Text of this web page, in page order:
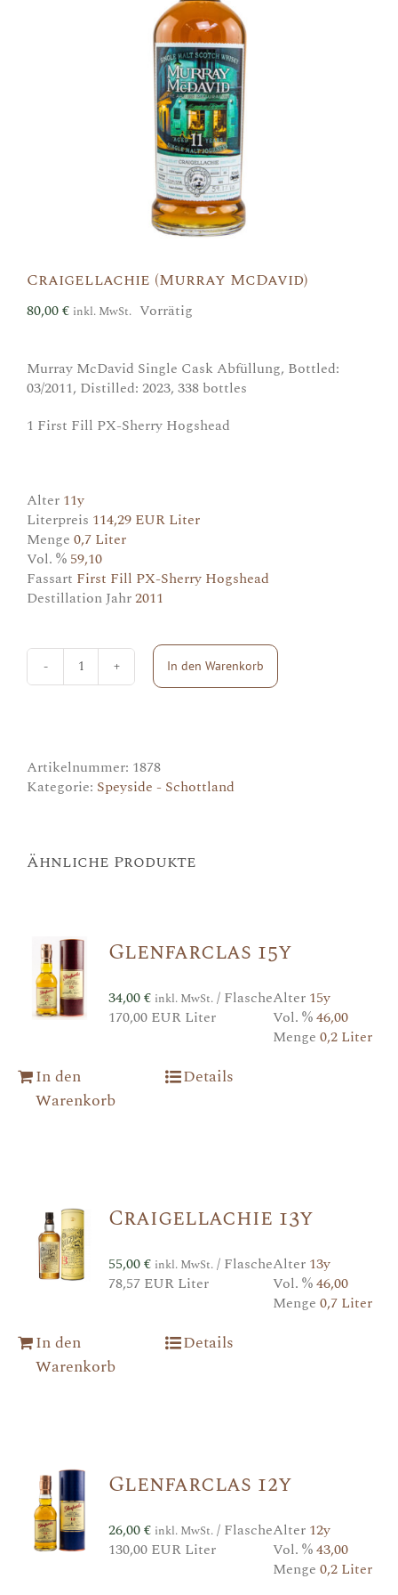
Craigellachie (Murray McDavid)
80,00€ inkl. MwSt. Vorrätig
Murray McDavid Single Cask Abfüllung, Bottled:
03/2011, Distilled: 2023, 338 bottles
1 First Fill PX-Sherry Hogshead
Alter 11y
Literpreis 114,29 EUR Liter
Menge 0,7 Liter
Vol. % 59,10
Fassart First Fill PX-Sherry Hogshead
Destillation Jahr2011
Craigellachie
(Murray
In den Warenkorb
Artikelnummer: 1878
Kategorie: Speyside - Schottland
Ähnliche Produkte
Glenfarclas 15y
34,00€ inkl. MwSt./ Flasche
170,00 EUR Liter
Alter 15y
Vol. %46,00
Menge 0,2 Liter
In den
Warenkorb
Details
Craigellachie 13y
55,00€ inkl. MwSt./ Flasche
78,57 EUR Liter
Alter 13y
Vol. %46,00
Menge 0,7 Liter
In den
Warenkorb
Details
Glenfarclas 12y
26,00€ inkl. MwSt./ Flasche
130,00 EUR Liter
Alter 12y
Vol. %43,00
Menge 0,2 Liter